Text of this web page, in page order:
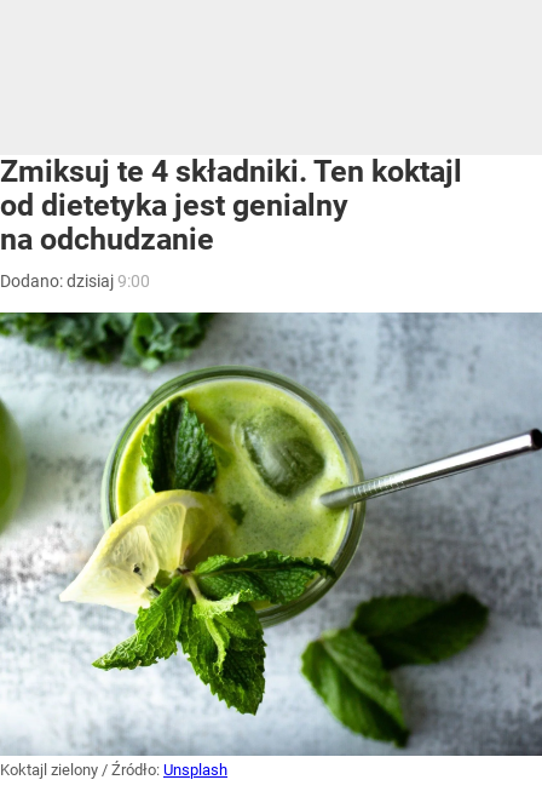
Zmiksuj te 4 składniki. Ten koktajl
od dietetyka jest genialny
na odchudzanie
Dodano:dzisiaj9:00
Koktajl zielony / Źródło: Unsplash